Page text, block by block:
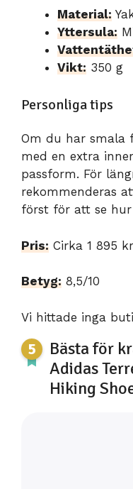
Material:
Yttersula:
Vikt: 350 g
Personliga tips
Om du har smala
med en extra
passform. För
rekommenderas
först för att se
Pris: Cirka 1 895 kr
Betyg: 8,5/10
Vi hittade inga
Bästa för
Adidas
Hiking